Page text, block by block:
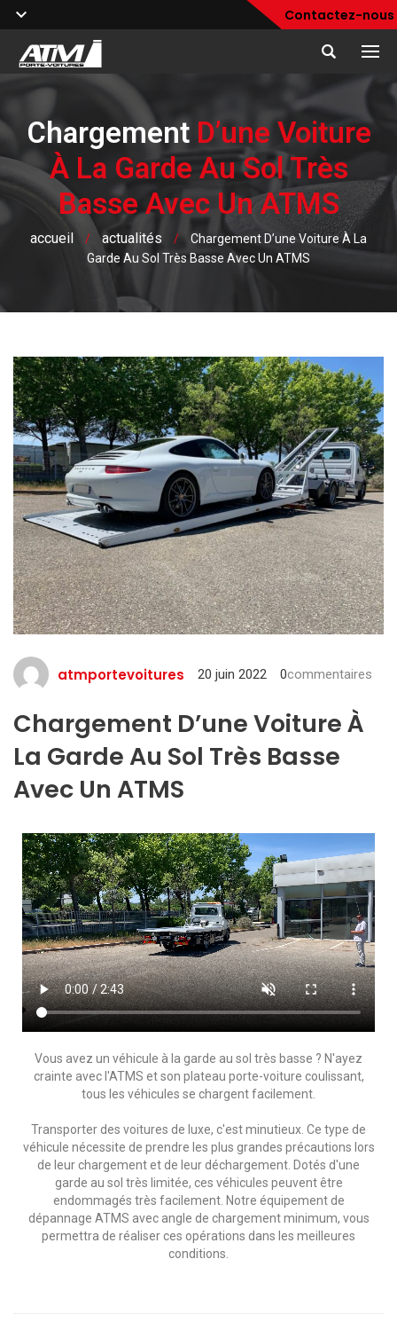
Contactez-nous
Chargement D’une Voiture
À La Garde Au Sol Très
Basse Avec Un ATMS
accueil / actualités /
Chargement D’une Voiture À La
Garde Au Sol Très Basse Avec Un ATMS
atmportevoitures 20 juin 2022 0commentaires
Chargement D’une Voiture À
La Garde Au Sol Très Basse
Avec Un ATMS
Vous avez un véhicule à la garde au sol très basse ? N'ayez
crainte avec l'ATMS et son plateau porte-voiture coulissant,
tous les véhicules se chargent facilement.
Transporter des voitures de luxe, c'est minutieux. Ce type de
véhicule nécessite de prendre les plus grandes précautions lors
de leur chargement et de leur déchargement. Dotés d'une
garde au sol très limitée, ces véhicules peuvent être
endommagés très facilement. Notre équipement de
dépannage ATMS avec angle de chargement minimum, vous
permettra de réaliser ces opérations dans les meilleures
conditions.